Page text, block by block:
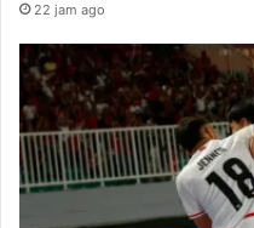
22 jam ago